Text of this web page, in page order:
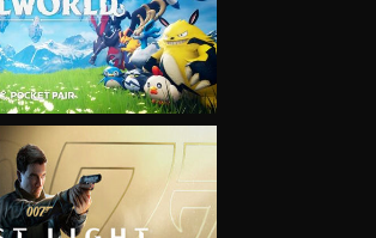
VIEW
VIEW